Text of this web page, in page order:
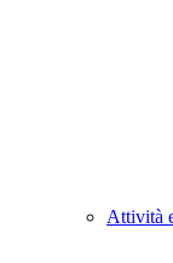
Attività